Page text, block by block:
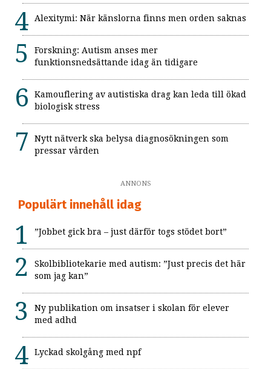
Alexitymi: När känslorna finns men orden saknas
Forskning: Autism anses mer
funktionsnedsättande idag än tidigare
Kamouflering av autistiska drag kan leda till ökad
biologisk stress
Nytt nätverk ska belysa diagnosökningen som
pressar vården
ANNONS
Populärt innehåll idag
”Jobbet gick bra – just därför togs stödet bort”
Skolbibliotekarie med autism: ”Just precis det här
som jag kan”
Ny publikation om insatser i skolan för elever
med adhd
Lyckad skolgång med npf